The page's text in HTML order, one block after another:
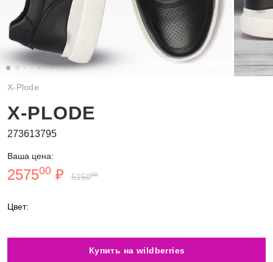
X-Plode
X-PLODE
273613795
Ваша цена:
257500 ₽ 515000
Цвет:
Купить на wildberries